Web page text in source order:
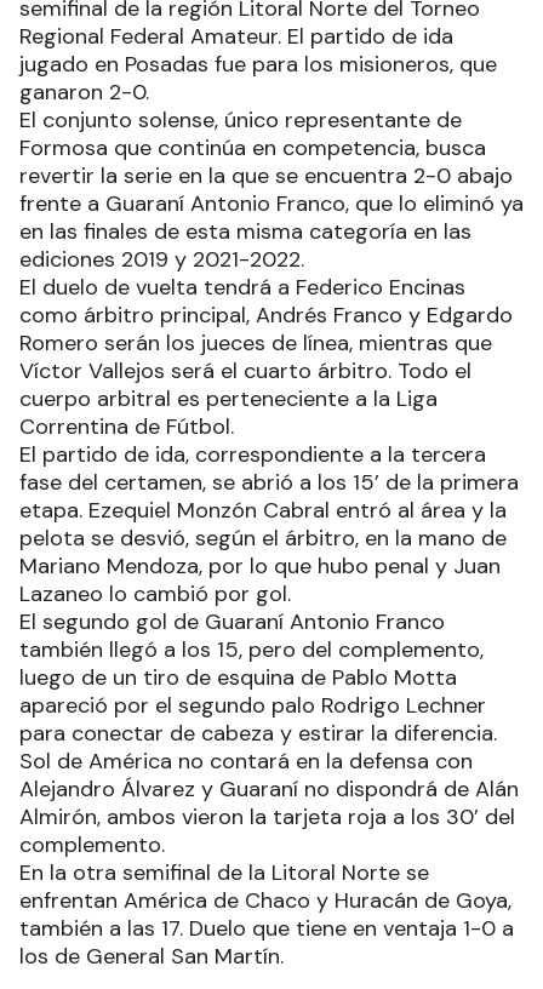
enfrenta en su cancha a Guaraní Antonio Franco
por el partido de ida correspondiente a la
semifinal de la región Litoral Norte del Torneo
Regional Federal Amateur. El partido de ida
jugado en Posadas fue para los misioneros, que
ganaron 2-0.
El conjunto solense, único representante de
Formosa que continúa en competencia, busca
revertir la serie en la que se encuentra 2-0 abajo
frente a Guaraní Antonio Franco, que lo eliminó ya
en las finales de esta misma categoría en las
ediciones 2019 y 2021-2022.
El duelo de vuelta tendrá a Federico Encinas
como árbitro principal, Andrés Franco y Edgardo
Romero serán los jueces de línea, mientras que
Víctor Vallejos será el cuarto árbitro. Todo el
cuerpo arbitral es perteneciente a la Liga
Correntina de Fútbol.
El partido de ida, correspondiente a la tercera
fase del certamen, se abrió a los 15’ de la primera
etapa. Ezequiel Monzón Cabral entró al área y la
pelota se desvió, según el árbitro, en la mano de
Mariano Mendoza, por lo que hubo penal y Juan
Lazaneo lo cambió por gol.
El segundo gol de Guaraní Antonio Franco
también llegó a los 15, pero del complemento,
luego de un tiro de esquina de Pablo Motta
apareció por el segundo palo Rodrigo Lechner
para conectar de cabeza y estirar la diferencia.
Sol de América no contará en la defensa con
Alejandro Álvarez y Guaraní no dispondrá de Alán
Almirón, ambos vieron la tarjeta roja a los 30’ del
complemento.
En la otra semifinal de la Litoral Norte se
enfrentan América de Chaco y Huracán de Goya,